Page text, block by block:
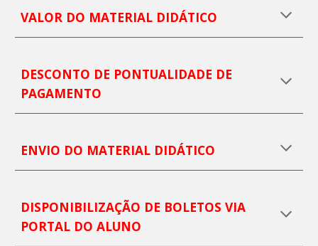
VALOR DO MATERIAL DIDÁTICO
DESCONTO DE PONTUALIDADE DE
PAGAMENTO
ENVIO DO MATERIAL DIDÁTICO
DISPONIBILIZAÇÃO DE BOLETOS VIA
PORTAL DO ALUNO